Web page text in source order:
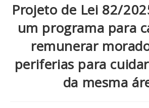
Projeto de Lei 82/
um programa para
remunerar
periferias para
da mesma